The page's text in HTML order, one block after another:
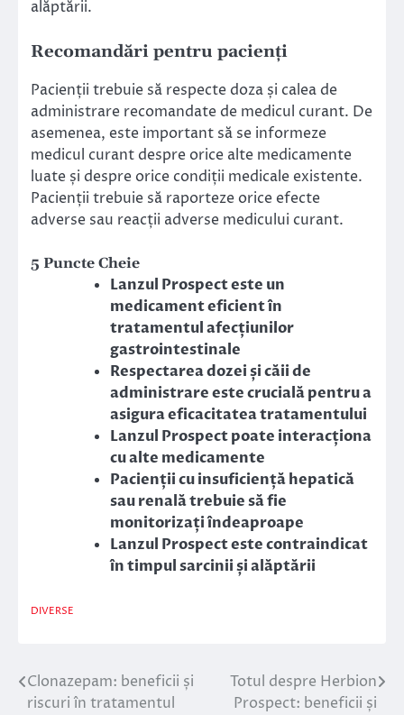
alăptării.
Recomandări pentru pacienți
Pacienții trebuie să respecte doza și calea de
administrare recomandate de medicul curant. De
asemenea, este important să se informeze
medicul curant despre orice alte medicamente
luate și despre orice condiții medicale existente.
Pacienții trebuie să raporteze orice efecte
adverse sau reacții adverse medicului curant.
5 Puncte Cheie
Lanzul Prospect este un
medicament eficient în
tratamentul afecțiunilor
gastrointestinale
Respectarea dozei și căii de
administrare este crucială pentru a
asigura eficacitatea tratamentului
Lanzul Prospect poate interacționa
cu alte medicamente
Pacienții cu insuficiență hepatică
sau renală trebuie să fie
monitorizați îndeaproape
Lanzul Prospect este contraindicat
în timpul sarcinii și alăptării
DIVERSE
Navigare
Clonazepam: beneficii și
riscuri în tratamentul
Totul despre Herbion
Prospect: beneficii și